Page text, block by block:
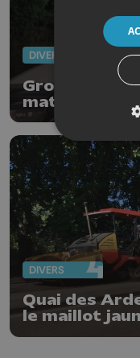
DIVERS
Gros soucis
matin en
DIVERS
Quai des
le maillot